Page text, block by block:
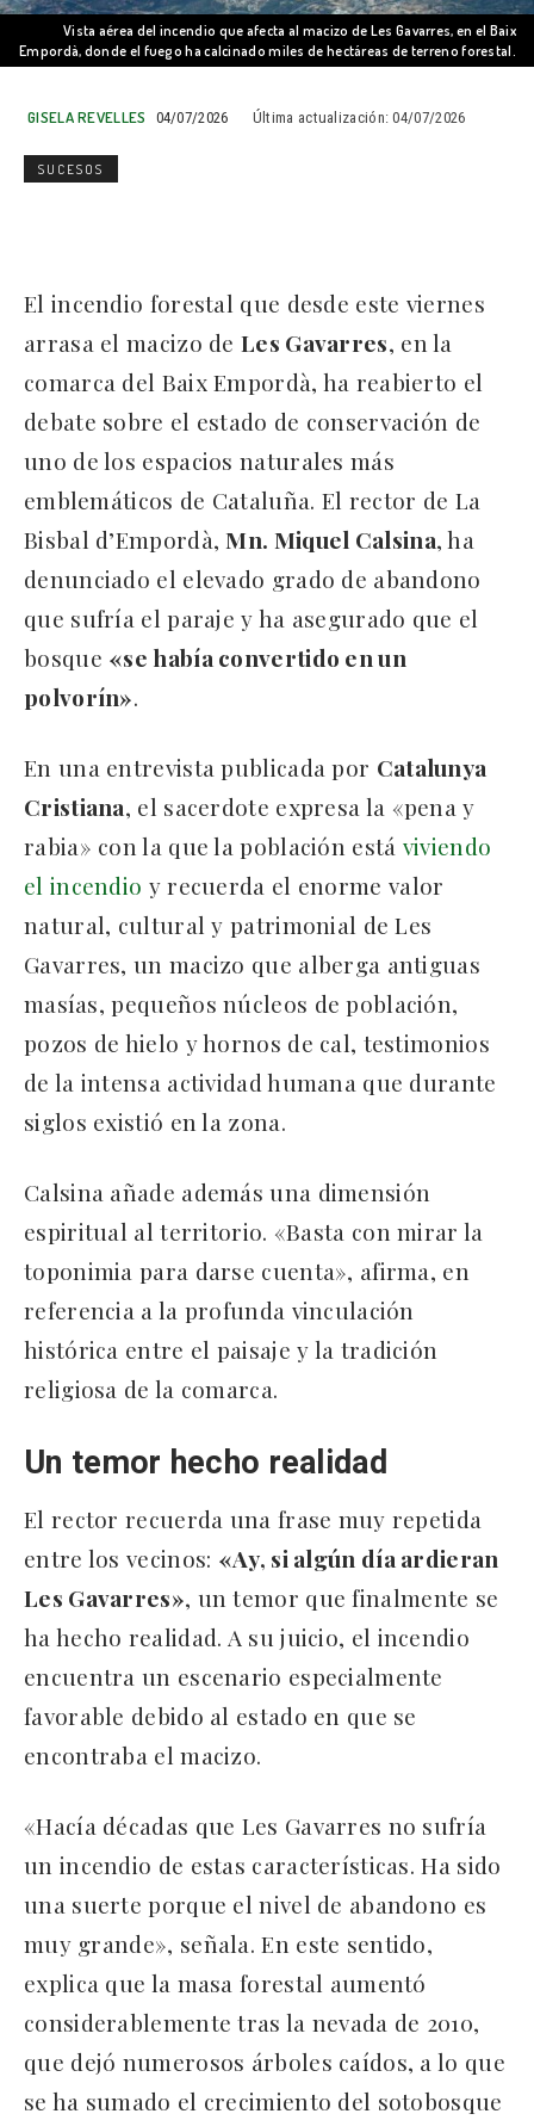
Vista aérea del incendio que afecta al macizo de Les Gavarres, en el Baix
Empordà, donde el fuego ha calcinado miles de hectáreas de terreno forestal.
GISELA REVELLES 04/07/2026 Última actualización: 04/07/2026
SUCESOS
El incendio forestal que desde este viernes
arrasa el macizo deLes Gavarres, en la
comarca del Baix Empordà, ha reabierto el
debate sobre el estado de conservación de
uno de los espacios naturales más
emblemáticos de Cataluña. El rector de La
Bisbal d’Empordà,Mn. Miquel Calsina, ha
denunciado el elevado grado de abandono
que sufría el paraje y ha asegurado que el
bosque «se había convertido en un
polvorín».
En una entrevista publicada por Catalunya
Cristiana, el sacerdote expresa la «pena y
rabia» con la que la población está viviendo
el incendio y recuerda el enorme valor
natural, cultural y patrimonial de Les
Gavarres, un macizo que alberga antiguas
masías, pequeños núcleos de población,
pozos de hielo y hornos de cal, testimonios
de la intensa actividad humana que durante
siglos existió en la zona.
Calsina añade además una dimensión
espiritual al territorio. «Basta con mirar la
toponimia para darse cuenta», afirma, en
referencia a la profunda vinculación
histórica entre el paisaje y la tradición
religiosa de la comarca.
Un temor hecho realidad
El rector recuerda una frase muy repetida
entre los vecinos: «Ay, si algún día ardieran
Les Gavarres», un temor que finalmente se
ha hecho realidad. A su juicio, el incendio
encuentra un escenario especialmente
favorable debido al estado en que se
encontraba el macizo.
«Hacía décadas que Les Gavarres no sufría
un incendio de estas características. Ha sido
una suerte porque el nivel de abandono es
muy grande», señala. En este sentido,
explica que la masa forestal aumentó
considerablemente tras la nevada de 2010,
que dejó numerosos árboles caídos, a lo que
se ha sumado el crecimiento del sotobosque